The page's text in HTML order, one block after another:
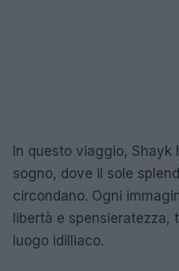
In questo viaggio, Shayk
sogno, dove il sole
circondano. Ogni
libertà e spensieratezza,
luogo idilliaco.